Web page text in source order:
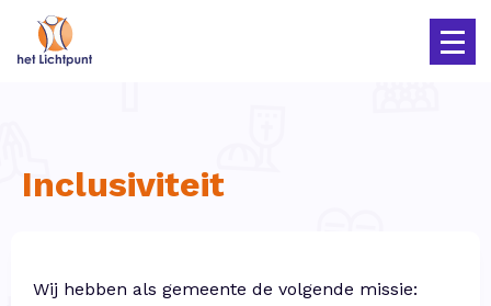
Inclusiviteit
Wij hebben als gemeente de volgende missie: